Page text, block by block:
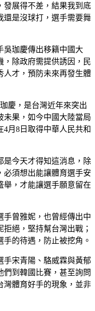
發展得不差，結果我到底
還是沒球打，選手需要舞
吳珈慶傳出移籍中國大
，除政府需提供誘因，民
人才，預防未來再發生體
慶，是台灣近年來突出
未果，如今中國大陸當局
月8日取得中華人民共和
是今天才得知這消息，除
必須想出能讓體育選手安
舉，才能讓選手願意留在
手曾雅妮，也曾經傳出中
絕，堅持幫台灣出戰；
的待遇，防止被挖角。
手宋青陽、駱威霖與黃郁
們到韓國比賽，甚至詢問
灣體育好手的現象，並非